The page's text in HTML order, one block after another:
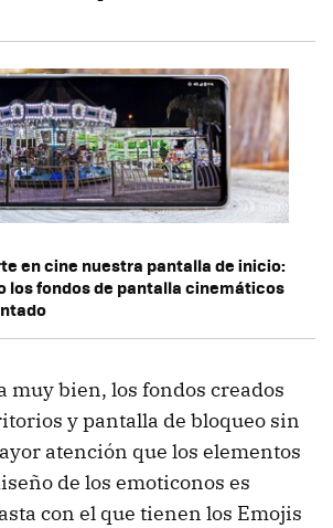
en cine nuestra pantalla de inicio:
los fondos de pantalla cinemáticos
muy bien, los fondos creados
y pantalla de bloqueo sin
atención que los elementos
de los emoticonos es
con el que tienen los Emojis